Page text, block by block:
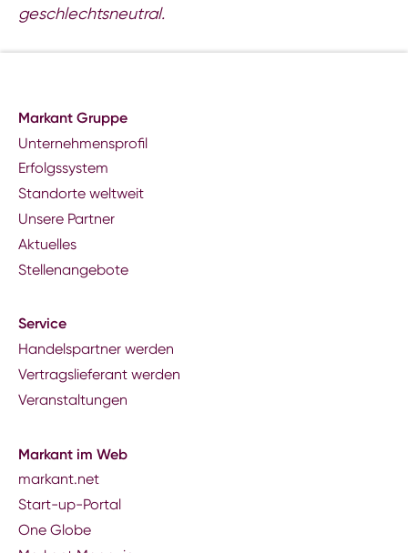
geschlechtsneutral.
Markant Gruppe
Unternehmensprofil
Erfolgssystem
Standorte weltweit
Unsere Partner
Aktuelles
Stellenangebote
Service
Handelspartner werden
Vertragslieferant werden
Veranstaltungen
Markant im Web
markant.net
Start-up-Portal
One Globe